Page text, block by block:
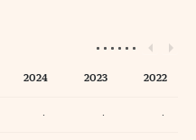
2024 2023 2022
· · ·